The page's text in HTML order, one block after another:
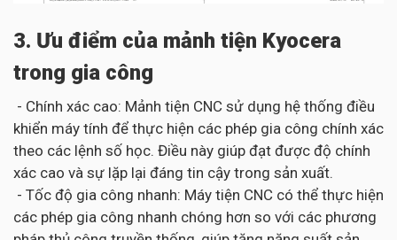
3. Ưu điểm của mảnh tiện Kyocera
trong gia công
- Chính xác cao: Mảnh tiện CNC sử dụng hệ thống điều
khiển máy tính để thực hiện các phép gia công chính xác
theo các lệnh số học. Điều này giúp đạt được độ chính
xác cao và sự lặp lại đáng tin cậy trong sản xuất.
- Tốc độ gia công nhanh: Máy tiện CNC có thể thực hiện
các phép gia công nhanh chóng hơn so với các phương